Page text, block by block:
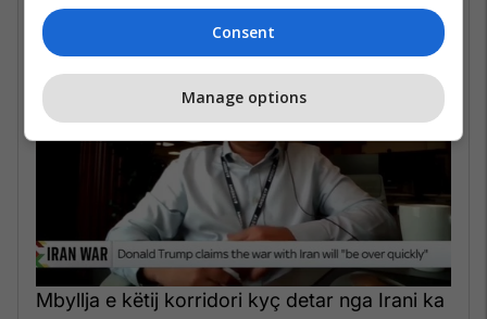
rihapet Ngushtica e Hormuzit?
Mbyllja e këtij korridori kyç detar nga Irani ka
Consent
Manage options